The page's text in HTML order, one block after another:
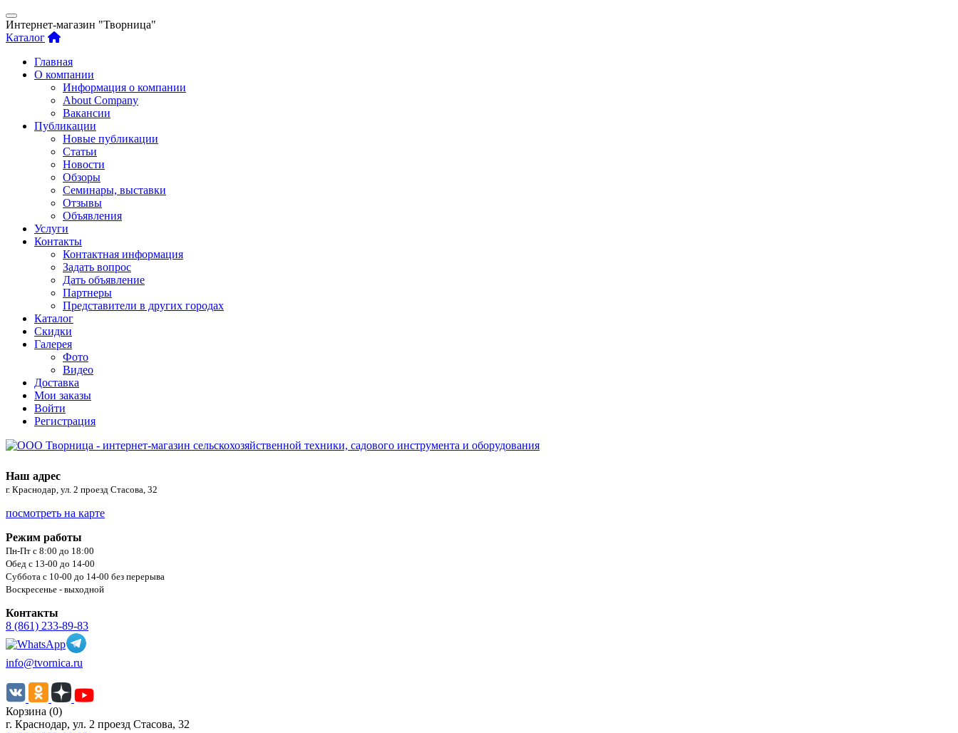
Интернет-магазин "Творница"
Каталог
Главная
О компании
Информация о компании
About Company
Вакансии
Публикации
Новые публикации
Статьи
Новости
Обзоры
Семинары, выставки
Отзывы
Объявления
Услуги
Контакты
Контактная информация
Задать вопрос
Дать объявление
Партнеры
Представители в других городах
Каталог
Скидки
Галерея
Фото
Видео
Доставка
Мои заказы
Войти
Регистрация
Наш адрес
г. Краснодар, ул. 2 проезд Стасова, 32
посмотреть на карте
Режим работы
Пн-Пт с 8:00 до 18:00
Обед с 13-00 до 14-00
Суббота с 10-00 до 14-00 без перерыва
Воскресенье - выходной
Контакты
8 (861) 233-89-83
info@tvornica.ru
Корзина (0)
г. Краснодар, ул. 2 проезд Стасова, 32